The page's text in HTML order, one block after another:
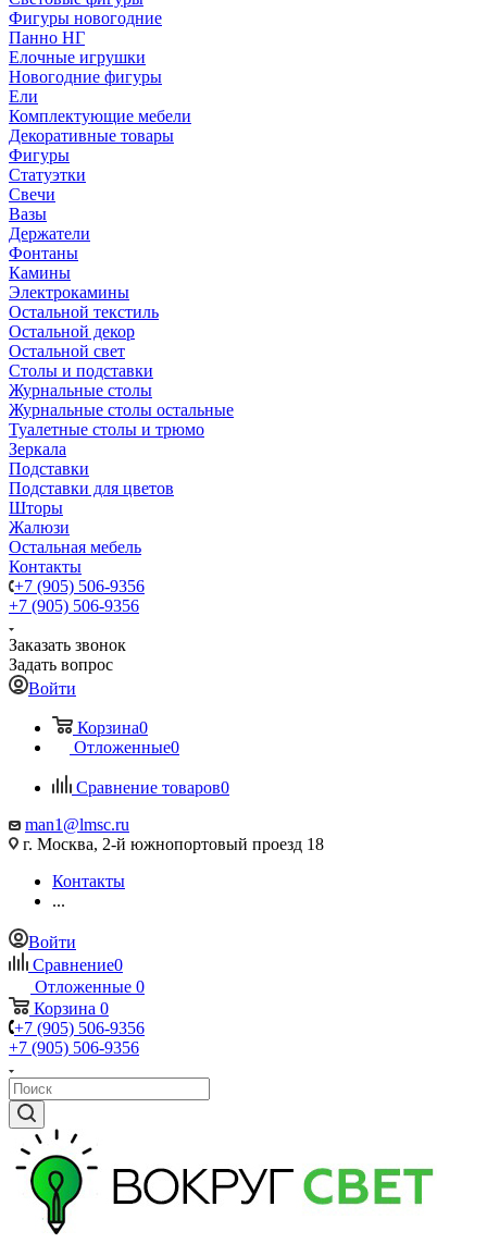
Фигуры новогодние
Панно НГ
Елочные игрушки
Новогодние фигуры
Ели
Комплектующие мебели
Декоративные товары
Фигуры
Статуэтки
Свечи
Вазы
Держатели
Фонтаны
Камины
Электрокамины
Остальной текстиль
Остальной декор
Остальной свет
Столы и подставки
Журнальные столы
Журнальные столы остальные
Туалетные столы и трюмо
Зеркала
Подставки
Подставки для цветов
Шторы
Жалюзи
Остальная мебель
Контакты
+7 (905) 506-9356
+7 (905) 506-9356
Заказать звонок
Задать вопрос
Войти
Корзина0
Отложенные0
Сравнение товаров0
man1@lmsc.ru
г. Москва, 2-й южнопортовый проезд 18
Контакты
...
Войти
Сравнение0
Отложенные 0
Корзина 0
+7 (905) 506-9356
+7 (905) 506-9356